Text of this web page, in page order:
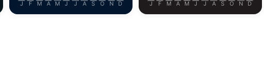
J F M A M J J A S O N D J F M A M J J A S O N D